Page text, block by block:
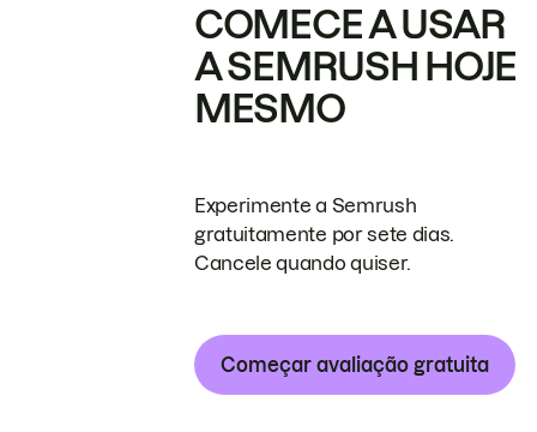
COMECE A USAR
A SEMRUSH HOJE
MESMO
Experimente a Semrush
gratuitamente por sete dias.
Cancele quando quiser.
Começar avaliação gratuita